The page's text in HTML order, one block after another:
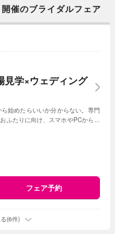
催のブライダルフェア
見学×ウェディング
始めたらいいか分からない。専門
たりに向け、スマホやPCから手
フェア予約
(6件)